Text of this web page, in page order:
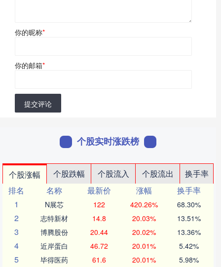
你的昵称*
你的邮箱*
提交评论
个股实时涨跌榜
个股涨幅 个股跌幅 个股流入 个股流出
换手率
排名
名称 最新价 涨幅
换手率
1
N展芯 122 420.26% 68.30%
2 志特新材 14.8 20.03% 13.51%
3 博腾股份 20.44 20.02% 13.36%
4 近岸蛋白 46.72 20.01% 5.42%
5 毕得医药 61.6 20.01% 5.98%